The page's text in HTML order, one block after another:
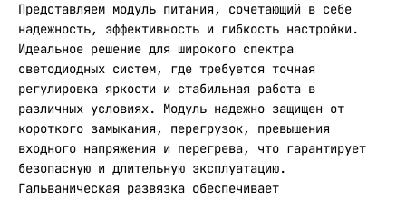
Представляем модуль питания, сочетающий в себе
надежность, эффективность и гибкость настройки.
Идеальное решение для широкого спектра
светодиодных систем, где требуется точная
регулировка яркости и стабильная работа в
различных условиях. Модуль надежно защищен от
короткого замыкания, перегрузок, превышения
входного напряжения и перегрева, что гарантирует
безопасную и длительную эксплуатацию.
Гальваническая развязка обеспечивает